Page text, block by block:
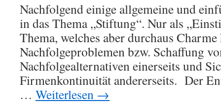
Nachfolgend einige allgemeine und
in das Thema „Stiftung“. Nur als
Thema, welches aber durchaus
Nachfolgeproblemen bzw. Schaffung
Nachfolgealternativen einerseits und
Firmenkontinuität andererseits. Der
… Weiterlesen →